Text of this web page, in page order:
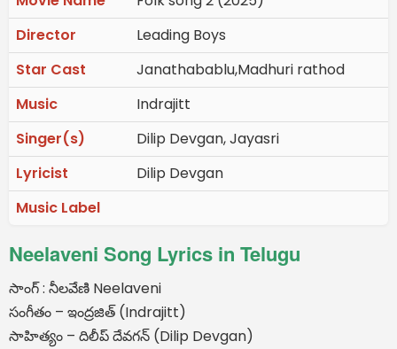
Director
Leading Boys
Star Cast
Janathabablu,Madhuri rathod
Music
Indrajitt
Singer(s)
Dilip Devgan, Jayasri
Lyricist
Dilip Devgan
Music Label
Neelaveni Song Lyrics in Telugu
సాంగ్ : నీలవేణి Neelaveni
సంగీతం – ఇంద్రజిత్ (Indrajitt)
సాహిత్యం – దిలీప్ దేవగన్ (Dilip Devgan)